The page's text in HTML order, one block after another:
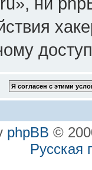
phpBB ©
Русская